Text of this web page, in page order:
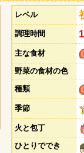
レベル
調理時間
主な食材
野菜の食材の色
種類
季節
火と包丁
ひとりででき